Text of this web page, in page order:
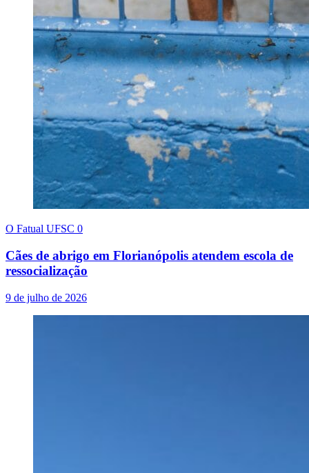
O Fatual UFSC 0
Cães de abrigo em Florianópolis atendem escola de
ressocialização
9 de julho de 2026